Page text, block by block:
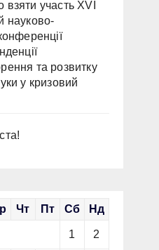
участь ХVІ
науково-
та розвитку
у кризовий
Чт Пт Сб Нд
1 2